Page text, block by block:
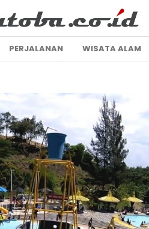
PERJALANAN WISATA ALAM